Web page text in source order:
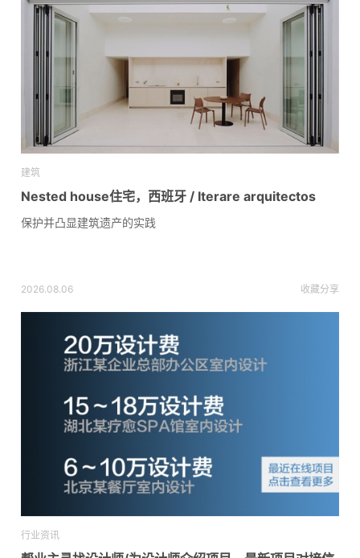
建筑
Nested house住宅，西班牙 / Iterare arquitectos
保护并凸显建筑遗产的实践
2026.08.06 收藏分享
行业资讯